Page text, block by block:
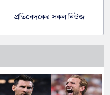
প্রতিবেদকের সকল নিউজ